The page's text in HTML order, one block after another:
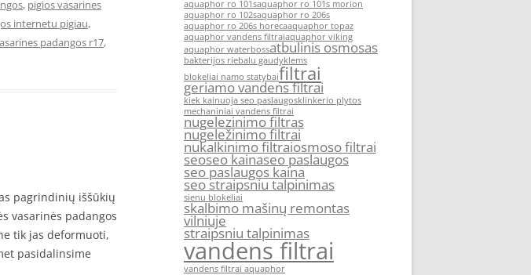
, pigios vasarines
internetu pigiau,
padangos r17,
pagrindinių iššūkių
vasarinės padangos
tik jas deformuoti,
pasidalinsime
aquaphor ro 101saquaphor ro 101s morion
aquaphor ro 102saquaphor ro 206s
aquaphor ro 206s horecaaquaphor topaz
aquaphor vandens filtraiaquaphor viking
aquaphor waterbossatbulinis osmosas
bakterijos riebalu gaudyklems
blokeliai namo statybaifiltrai
geriamo vandens filtrai
kiek kainuoja seo paslaugosklinkerio plytos
mechaniniai vandens filtrai
nugelezinimo filtras
nugeležinimo filtrai
nukalkinimo filtraiosmoso filtrai
seoseo kainaseo paslaugos
seo paslaugos kaina
seo straipsniu talpinimas
sienu blokeliai
skalbimo mašinų remontas
vilniuje
straipsniu talpinimas
vandens filtrai
vandens filtrai aquaphor